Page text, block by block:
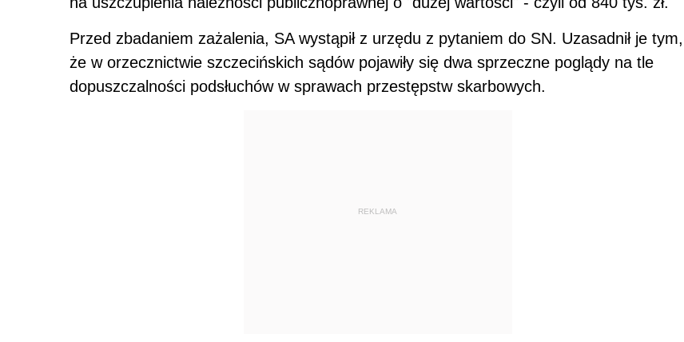
Przed zbadaniem zażalenia, SA wystąpił z urzędu z pytaniem do SN. Uzasadnił je tym,
że w orzecznictwie szczecińskich sądów pojawiły się dwa sprzeczne poglądy na tle
dopuszczalności podsłuchów w sprawach przestępstw skarbowych.
REKLAMA